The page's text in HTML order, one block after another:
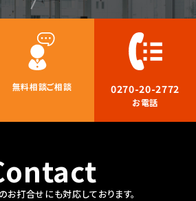
無料相談ご相談 0270-20-2772
お電話
お打合せにも対応しております。